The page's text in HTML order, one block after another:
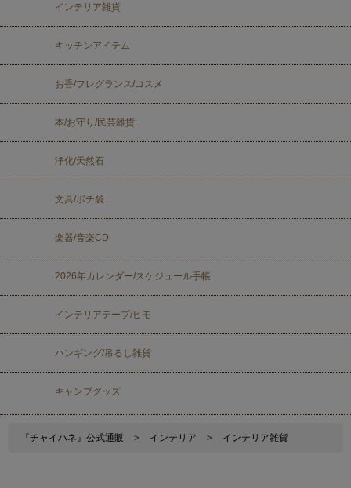
インテリア雑貨
キッチンアイテム
お香/フレグランス/コスメ
本/お守り/民芸雑貨
浄化/天然石
文具/ポチ袋
楽器/音楽CD
2026年カレンダー/スケジュール手帳
インテリアテープ/ヒモ
ハンギング/吊るし雑貨
キャンプグッズ
『チャイハネ』公式通販 > インテリア > インテリア雑貨